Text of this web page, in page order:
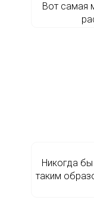
Вот самая
Никогда бы
таким